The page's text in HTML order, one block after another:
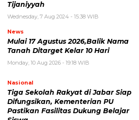
Tijaniyyah
Wednesday, 7 Aug 2024 - 15:38 WIB
News
Mulai 17 Agustus 2026,Balik Nama
Tanah Ditarget Kelar 10 Hari
Monday, 10 Aug 2026 - 19:18 WIB
Nasional
Tiga Sekolah Rakyat di Jabar Siap
Difungsikan, Kementerian PU
Pastikan Fasilitas Dukung Belajar